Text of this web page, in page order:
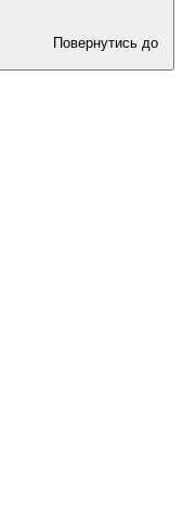
Повернутись до